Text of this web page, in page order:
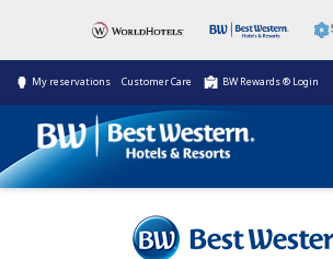
My reservations Customer Care BW Rewards ® Login